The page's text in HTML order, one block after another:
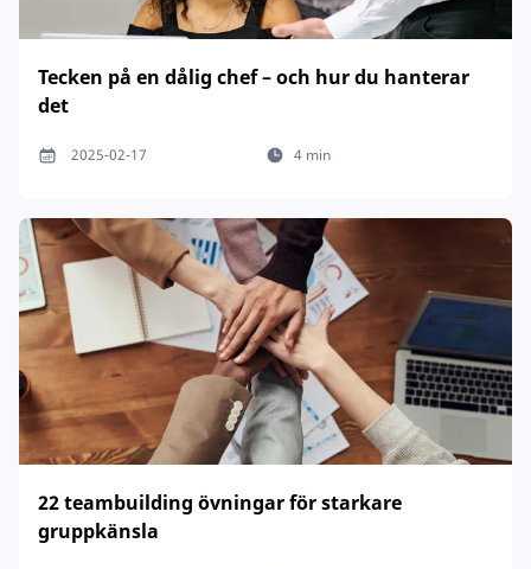
Tecken på en dålig chef – och hur du hanterar
det
2025-02-17 4 min
22 teambuilding övningar för starkare
gruppkänsla